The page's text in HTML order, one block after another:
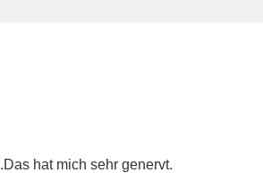
hat mich sehr genervt.